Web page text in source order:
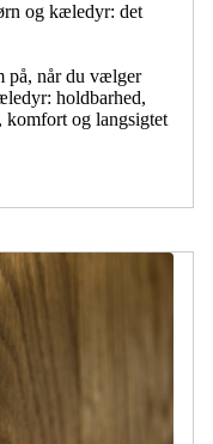
og kæledyr: det
på, når du vælger
holdbarhed,
komfort og langsigtet